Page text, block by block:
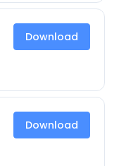
Download
Download